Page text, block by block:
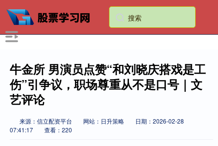
牛金所 男演员点赞“和刘晓庆搭戏是工
伤”引争议，职场尊重从不是口号｜文
艺评论
来源：信立配资平台 网站：日升策略
日期：2026-02-28
07:41:17
查看：220